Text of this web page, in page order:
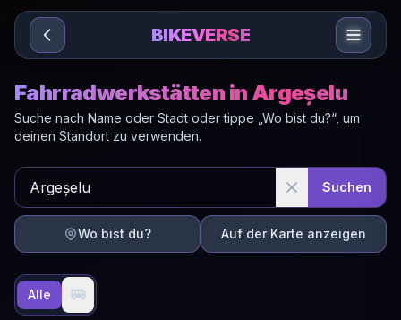
Sari la conținut
BIKEVERSE
Fahrradwerkstätten in Argeșelu
Suche nach Name oder Stadt oder tippe „Wo bist du?“, um
deinen Standort zu verwenden.
Suchen
Wo bist du? Auf der Karte anzeigen
Alle 🚐